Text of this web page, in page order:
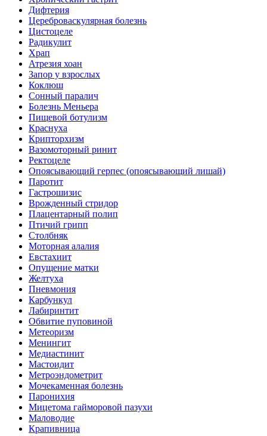
Дифтерия
Цереброваскулярная болезнь
Цистоцеле
Радикулит
Храп
Атрезия хоан
Запор у взрослых
Коклюш
Сонный паралич
Болезнь Меньера
Пищевой ботулизм
Краснуха
Крипторхизм
Вазомоторный ринит
Ректоцеле
Опоясывающий герпес (опоясывающий лишай)
Паротит
Гастрошизис
Врожденный стридор
Плацентарный полип
Птичий грипп
Столбняк
Моторная алалия
Евстахиит
Опущение матки
Желтуха
Пневмония
Карбункул
Лабиринтит
Обвитие пуповиной
Метеоризм
Менингит
Медиастинит
Мастоидит
Метроэндометрит
Мочекаменная болезнь
Паронихия
Мицетома гайморовой пазухи
Маловодие
Крапивница